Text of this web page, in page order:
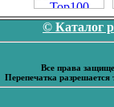
© Каталог
Все права
Перепечатка